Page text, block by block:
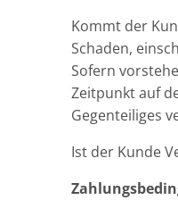
Kommt der
Schaden,
Sofern
Zeitpunkt auf
Gegenteiliges
Ist der Kunde